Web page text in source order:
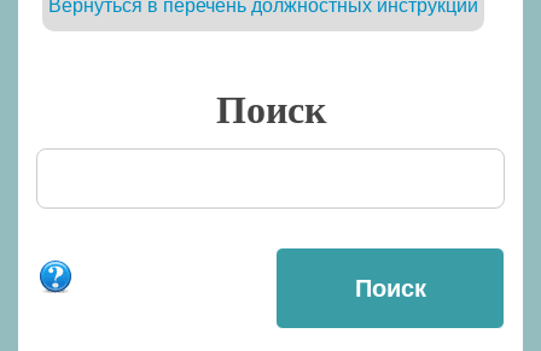
Вернуться в перечень должностных инструкций
Поиск